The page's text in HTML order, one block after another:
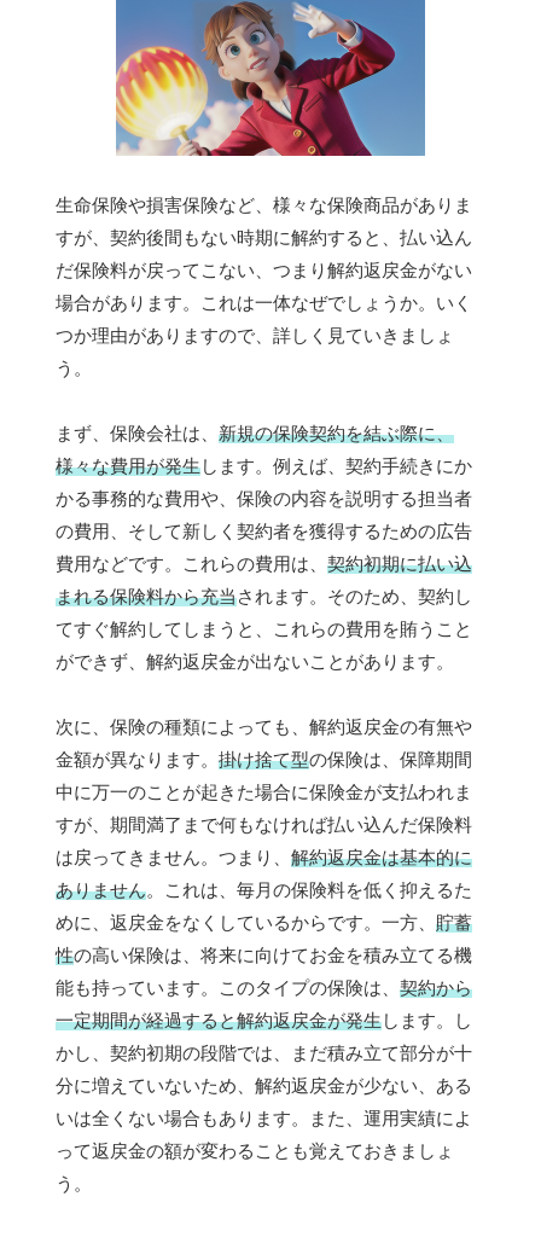
生命保険や損害保険など、様々な保険商品がありま
すが、契約後間もない時期に解約すると、払い込ん
だ保険料が戻ってこない、つまり解約返戻金がない
場合があります。これは一体なぜでしょうか。いく
つか理由がありますので、詳しく見ていきましょ
う。
まず、保険会社は、 新規の保険契約を結ぶ際に、
様々な費用が発生します。例えば、契約手続きにか
かる事務的な費用や、保険の内容を説明する担当者
の費用、そして新しく契約者を獲得するための広告
費用などです。これらの費用は、 契約初期に払い込
まれる保険料から充当されます。そのため、契約し
てすぐ解約してしまうと、これらの費用を賄うこと
ができず、解約返戻金が出ないことがあります。
次に、保険の種類によっても、解約返戻金の有無や
金額が異なります。 掛け捨て型の保険は、保障期間
中に万一のことが起きた場合に保険金が支払われま
すが、期間満了まで何もなければ払い込んだ保険料
は戻ってきません。つまり、 解約返戻金は基本的に
ありません。これは、毎月の保険料を低く抑えるた
めに、返戻金をなくしているからです。一方、 貯蓄
性の高い保険は、将来に向けてお金を積み立てる機
能も持っています。このタイプの保険は、 契約から
一定期間が経過すると解約返戻金が発生します。し
かし、契約初期の段階では、まだ積み立て部分が十
分に増えていないため、解約返戻金が少ない、ある
いは全くない場合もあります。また、運用実績によ
って返戻金の額が変わることも覚えておきましょ
う。